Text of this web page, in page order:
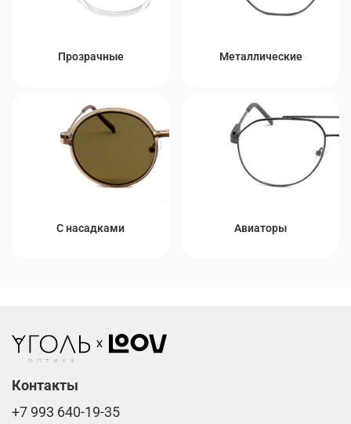
Прозрачные Металлические
С насадками Авиаторы
Контакты
+7 993 640-19-35